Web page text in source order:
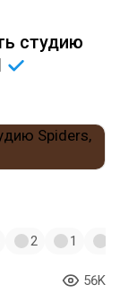
студию
2 1
56K